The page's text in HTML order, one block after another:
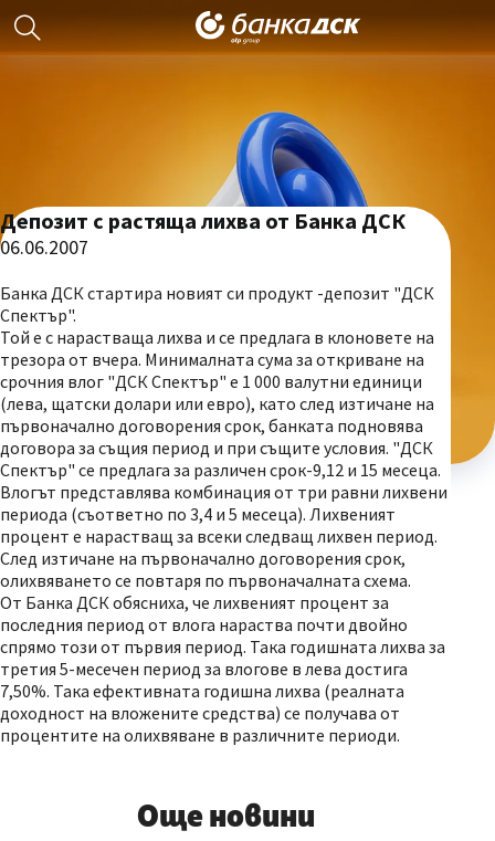
Депозит с растяща лихва от Банка ДСК
06.06.2007
Банка ДСК стартира новият си продукт -депозит "ДСК
Спектър".
Той е с нарастваща лихва и се предлага в клоновете на
трезора от вчера. Минималната сума за откриване на
срочния влог "ДСК Спектър" е 1 000 валутни единици
(лева, щатски долари или евро), като след изтичане на
първоначално договорения срок, банката подновява
договора за същия период и при същите условия. "ДСК
Спектър" се предлага за различен срок-9,12 и 15 месеца.
Влогът представлява комбинация от три равни лихвени
периода (съответно по 3,4 и 5 месеца). Лихвеният
процент е нарастващ за всеки следващ лихвен период.
След изтичане на първоначално договорения срок,
олихвяването се повтаря по първоначалната схема.
От Банка ДСК обясниха, че лихвеният процент за
последния период от влога нараства почти двойно
спрямо този от първия период. Така годишната лихва за
третия 5-месечен период за влогове в лева достига
7,50%. Така ефективната годишна лихва (реалната
доходност на вложените средства) се получава от
процентите на олихвяване в различните периоди.
Още новини